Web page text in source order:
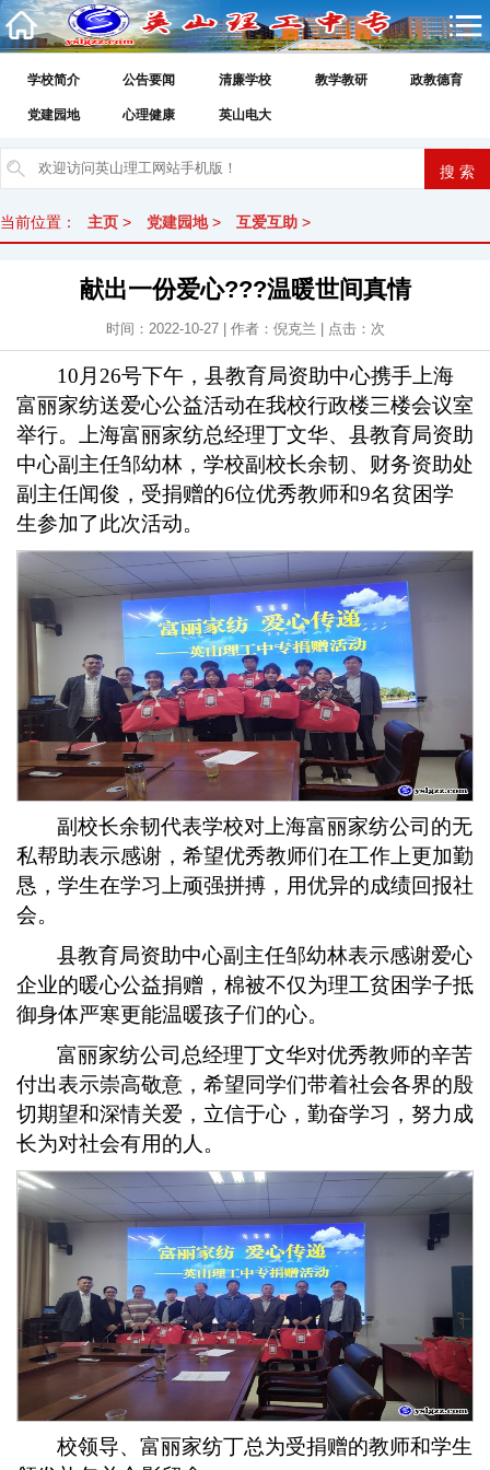
学校简介 公告要闻 清廉学校 教学教研 政教德育
党建园地 心理健康 英山电大
当前位置： 主页 > 党建园地> 互爱互助 >
献出一份爱心???温暖世间真情
时间：2022-10-27 | 作者：倪克兰 | 点击： 次
10月26号下午，县教育局资助中心携手上海
富丽家纺送爱心公益活动在我校行政楼三楼会议室
举行。
上海富丽家纺总经理丁文华、 县教育局资助
中心副主任邹幼林 ， 学校副校长余韧、 财务资助处
副主任闻俊，受捐赠的6位优秀教师和9名贫困学
生参加了此次活动。
副校长余韧代表学校对上海富丽家纺公司的无
私帮助表示感谢，希望优秀教师们在工作上更加勤
恳，学生在学习上顽强拼搏，用优异的成绩回报社
会。
县教育局资助中心副主任邹幼林表示感谢爱心
企业的暖心公益捐赠， 棉被不仅为理工贫困学子抵
御身体严寒更能温暖孩子们的心。
富丽家纺公司总经理丁文华对优秀教师的辛苦
付出表示崇高敬意 ， 希望同学们带着社会各界的殷
切期望和深情关爱，立信于心，勤奋学习，努力成
长为对社会有用的 人。
校领导、富丽家纺丁总为受捐赠的教师和学生